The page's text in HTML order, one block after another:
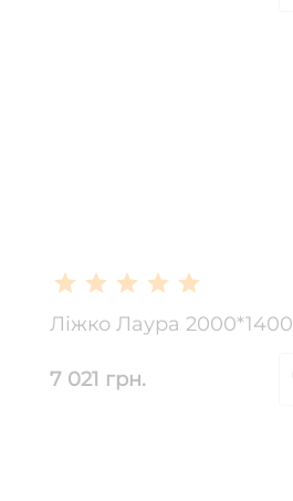
Ліжко Лаура 2000*1400
7 021 грн.